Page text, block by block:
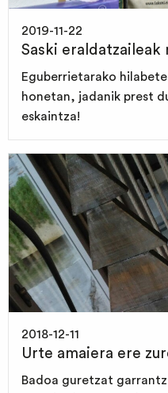
2019-11-22
Saski eraldatzaileak
Eguberrietarako
honetan, jadanik prest
eskaintza!
2018-12-11
Urte amaiera ere
Badoa guretzat